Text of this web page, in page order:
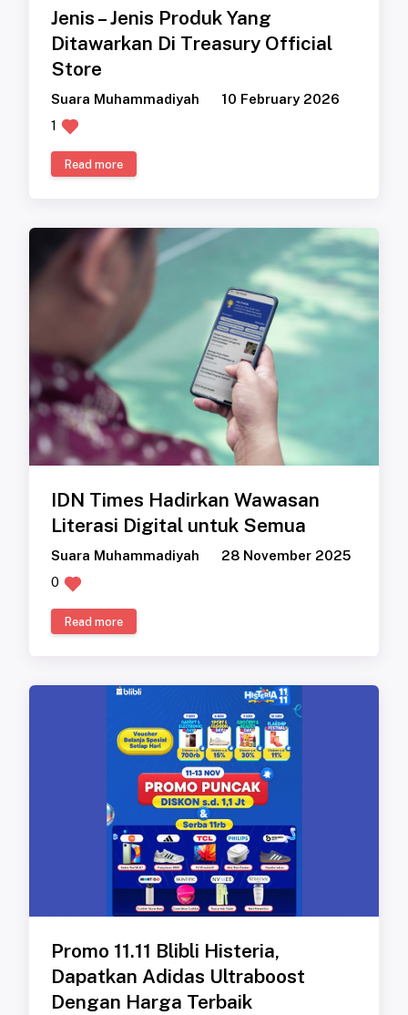
Jenis – Jenis Produk Yang
Ditawarkan Di Treasury Official
Store
Suara Muhammadiyah
10 February 2026
1
Read more
IDN Times Hadirkan Wawasan
Literasi Digital untuk Semua
Suara Muhammadiyah
28 November 2025
0
Read more
Promo 11.11 Blibli Histeria,
Dapatkan Adidas Ultraboost
Dengan Harga Terbaik